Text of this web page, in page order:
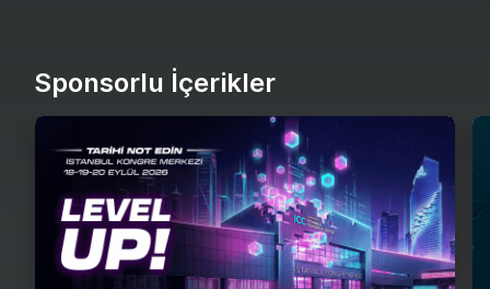
Sponsorlu İçerikler